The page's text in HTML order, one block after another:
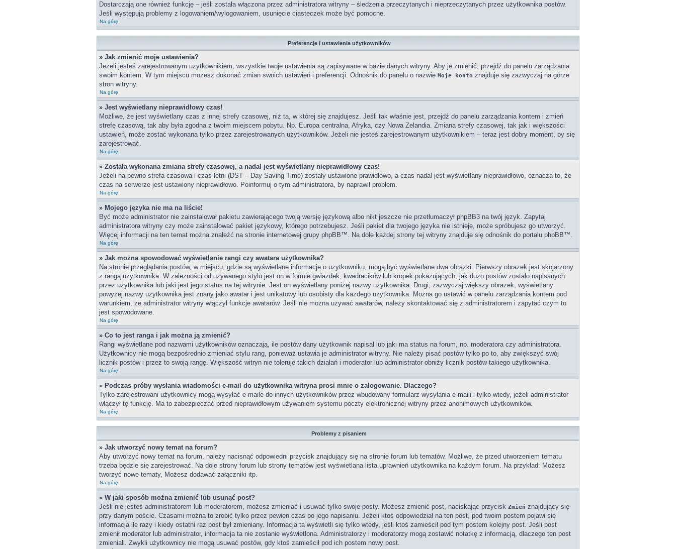
Dostarczają one również funkcję – jeśli została włączona przez administratora witryny – śledzenia przeczytanych i nieprzeczytanych przez użytkownika postów.
Jeśli występują problemy z logowaniem/wylogowaniem, usunięcie ciasteczek może być pomocne.
Na górę
Preferencje i ustawienia użytkowników
» Jak zmienić moje ustawienia?
Jeżeli jesteś zarejestrowanym użytkownikiem, wszystkie twoje ustawienia są zapisywane w bazie danych witryny. Aby je zmienić, przejdź do panelu zarządzania
swoim kontem. W tym miejscu możesz dokonać zmian swoich ustawień i preferencji. Odnośnik do panelu o nazwie Moje konto znajduje się zazwyczaj na górze
stron witryny.
Na górę
» Jest wyświetlany nieprawidłowy czas!
Możliwe, że jest wyświetlany czas z innej strefy czasowej, niż ta, w której się znajdujesz. Jeśli tak właśnie jest, przejdź do panelu zarządzania kontem i zmień
strefę czasową, tak aby była zgodna z twoim miejscem pobytu. Np. Europa centralna, Afryka, czy Nowa Zelandia. Zmiana strefy czasowej, tak jak i większości
ustawień, może zostać wykonana tylko przez zarejestrowanych użytkowników. Jeżeli nie jesteś zarejestrowanym użytkownikiem – teraz jest dobry moment, by się
zarejestrować.
Na górę
» Została wykonana zmiana strefy czasowej, a nadal jest wyświetlany nieprawidłowy czas!
Jeżeli na pewno strefa czasowa i czas letni (DST – Day Saving Time) zostały ustawione prawidłowo, a czas nadal jest wyświetlany nieprawidłowo, oznacza to, że
czas na serwerze jest ustawiony nieprawidłowo. Poinformuj o tym administratora, by naprawił problem.
Na górę
» Mojego języka nie ma na liście!
Być może administrator nie zainstalował pakietu zawierającego twoją wersję językową albo nikt jeszcze nie przetłumaczył phpBB3 na twój język. Zapytaj
administratora witryny czy może zainstalować pakiet językowy, którego potrzebujesz. Jeśli pakiet dla twojego języka nie istnieje, może spróbujesz go utworzyć.
Więcej informacji na ten temat można znaleźć na stronie internetowej grupy phpBB™. Na dole każdej strony tej witryny znajduje się odnośnik do portalu phpBB™.
Na górę
» Jak można spowodować wyświetlanie rangi czy awatara użytkownika?
Na stronie przeglądania postów, w miejscu, gdzie są wyświetlane informacje o użytkowniku, mogą być wyświetlane dwa obrazki. Pierwszy obrazek jest skojarzony
z rangą użytkownika. W zależności od używanego stylu jest on w formie gwiazdek, kwadracików lub kropek pokazujących, jak dużo postów zostało napisanych
przez użytkownika lub jaki jest jego status na tej witrynie. Jest on wyświetlany poniżej nazwy użytkownika. Drugi, zazwyczaj większy obrazek, wyświetlany
powyżej nazwy użytkownika jest znany jako awatar i jest unikatowy lub osobisty dla każdego użytkownika. Można go ustawić w panelu zarządzania kontem pod
warunkiem, że administrator witryny włączył funkcje awatarów. Jeśli nie można używać awatarów, należy skontaktować się z administratorem i zapytać czym to
jest spowodowane.
Na górę
» Co to jest ranga i jak można ją zmienić?
Rangi wyświetlane pod nazwami użytkowników oznaczają, ile postów dany użytkownik napisał lub jaki ma status na forum, np. moderatora czy administratora.
Użytkownicy nie mogą bezpośrednio zmieniać stylu rang, ponieważ ustawia je administrator witryny. Nie należy pisać postów tylko po to, aby zwiększyć swój
licznik postów i przez to swoją rangę. Większość witryn nie toleruje takich działań i moderator lub administrator obniży licznik postów takiego użytkownika.
Na górę
» Podczas próby wysłania wiadomości e-mail do użytkownika witryna prosi mnie o zalogowanie. Dlaczego?
Tylko zarejestrowani użytkownicy mogą wysyłać e-maile do innych użytkowników przez wbudowany formularz wysyłania e-maili i tylko wtedy, jeżeli administrator
włączył tę funkcję. Ma to zabezpieczać przed nieprawidłowym używaniem systemu poczty elektronicznej witryny przez anonimowych użytkowników.
Na górę
Problemy z pisaniem
» Jak utworzyć nowy temat na forum?
Aby utworzyć nowy temat na forum, należy nacisnąć odpowiedni przycisk znajdujący się na stronie forum lub tematów. Możliwe, że przed utworzeniem tematu
trzeba będzie się zarejestrować. Na dole strony forum lub strony tematów jest wyświetlana lista uprawnień użytkownika na każdym forum. Na przykład: Możesz
tworzyć nowe tematy, Możesz dodawać załączniki itp.
Na górę
» W jaki sposób można zmienić lub usunąć post?
Jeśli nie jesteś administratorem lub moderatorem, możesz zmieniać i usuwać tylko swoje posty. Możesz zmienić post, naciskając przycisk Zmień znajdujący się
przy danym poście. Czasami można to zrobić tylko przez pewien czas po jego napisaniu. Jeżeli ktoś odpowiedział na ten post, pod twoim postem pojawi się
informacja ile razy i kiedy ostatni raz post był zmieniany. Informacja ta wyświetli się tylko wtedy, jeśli ktoś zamieścił pod tym postem kolejny post. Jeśli post
zmienił moderator lub administrator, informacja ta nie zostanie wyświetlona. Administratorzy i moderatorzy mogą zostawić notatkę z informacją, dlaczego ten post
zmieniali. Zwykli użytkownicy nie mogą usuwać postów, gdy ktoś zamieścił pod ich postem nowy post.